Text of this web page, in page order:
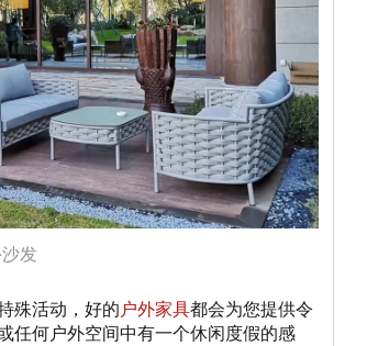
发
殊活动，好的 户外家具都会为您提供令
任何户外空间中有一个休闲度假的感